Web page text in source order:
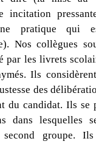
incitation
pratique qui
Nos collègues
par les livrets
Ils
des
du candidat. Ils se
dans lesquelles
groupe.